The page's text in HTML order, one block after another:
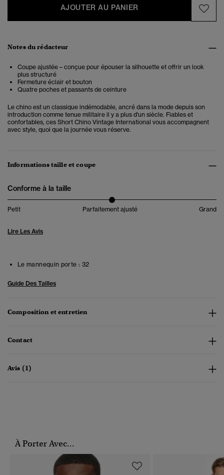
AJOUTER AU PANIER
Notes du rédacteur
Coupe ajustée – conçue pour épouser la silhouette et offrir un look
plus structuré
Fermeture éclair et bouton
Quatre poches et passants de ceinture
Le chino est un classique indémodable, ancré dans la mode depuis son
introduction comme tenue militaire il y a plus d'un siècle. Fiables et
confortables, ces Short Chino Vintage International vous accompagnent
avec style, quoi que la journée vous réserve.
Informations taille et coupe
Conforme à la taille
Petit Parfaitement ajusté Grand
Lire Les Avis
Le mannequin porte : 32
Guide Des Tailles
Composition et entretien
Contact
Avis (1)
À Porter Avec...